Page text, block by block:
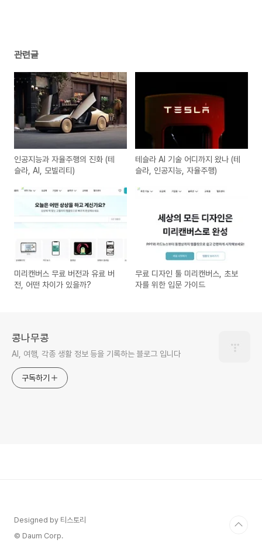
관련글
인공지능과 자율주행의 진화 (테
슬라, AI, 모빌리티)
테슬라 AI 기술 어디까지 왔나 (테
슬라, 인공지능, 자율주행)
미리캔버스 무료 버전과 유료 버
전, 어떤 차이가 있을까?
무료 디자인 툴 미리캔버스, 초보
자를 위한 입문 가이드
콩나무콩
AI, 여행, 각종 생활 정보 등을 기록하는 블로그 입니다
구독하기
Designed by 티스토리
© Daum Corp.